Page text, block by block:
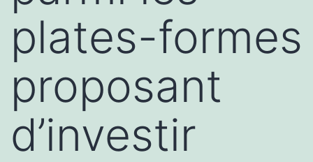
plates-formes
proposant
d’investir